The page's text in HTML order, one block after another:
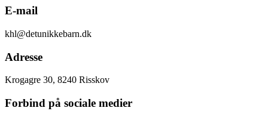
E-mail
khl@detunikkebarn.dk
Adresse
Krogagre 30, 8240 Risskov
Forbind på sociale medier